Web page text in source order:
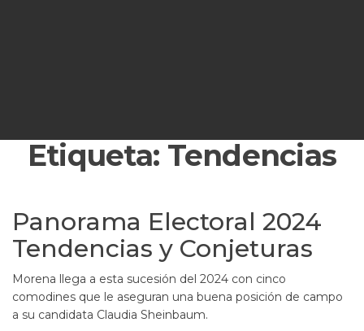
Etiqueta: Tendencias
Panorama Electoral 2024
Tendencias y Conjeturas
Morena llega a esta sucesión del 2024 con cinco
comodines que le aseguran una buena posición de campo
a su candidata Claudia Sheinbaum.